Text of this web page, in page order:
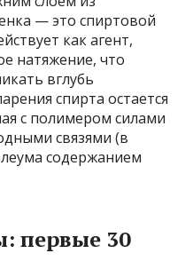
— это спиртовой
как агент,
натяжение, что
вглубь
спирта остается
с полимером силами
связями (в
содержанием
первые 30